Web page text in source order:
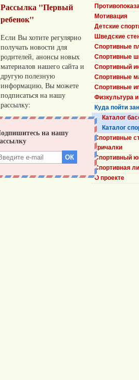
Рассылка "Первый
ребенок"
Если Вы хотите регулярно
получать новости для
родителей, анонсы новых
материалов нашего сайта и
другую полезную
информацию, Вы можете
подписаться на нашу
рассылку:
Мотивация
Детские
Шведские
Спортивные
Спортивные
Спортивный
Спортивные
Спортивные
Физкультура
Куда пойти
Каталог
Каталог
Спортивные
кричалки
Спортивный
Спортивная
О проекте